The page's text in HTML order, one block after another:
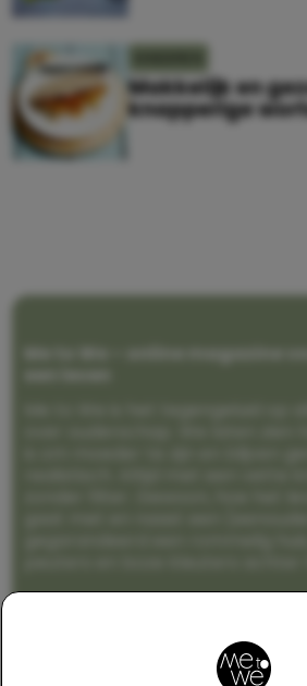
Makkelijk en
knapperige
Me to We – online magazine